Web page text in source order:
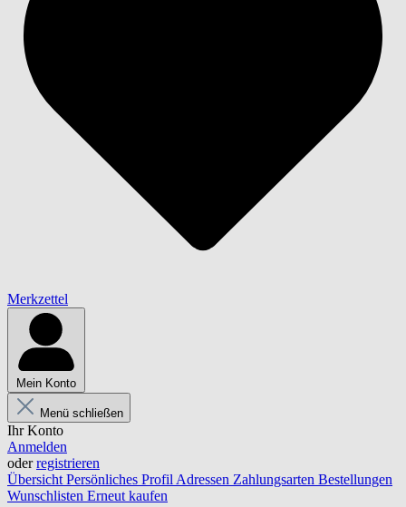
Merkzettel
Mein Konto
Menü schließen
Ihr Konto
Anmelden
oderregistrieren
Übersicht Persönliches Profil Adressen Zahlungsarten Bestellungen
Wunschlisten Erneut kaufen